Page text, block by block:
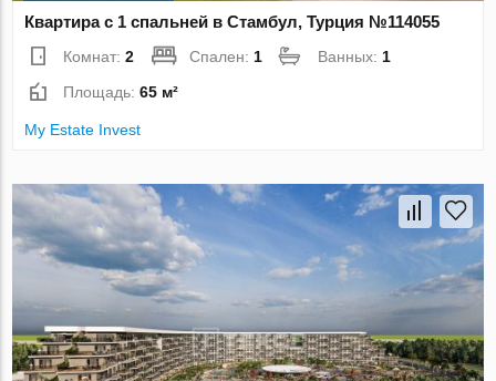
Квартира с 1 спальней в Стамбул, Турция №114055
Комнат:2 Спален:1 Ванных:1
Площадь:65 м²
My Estate Invest